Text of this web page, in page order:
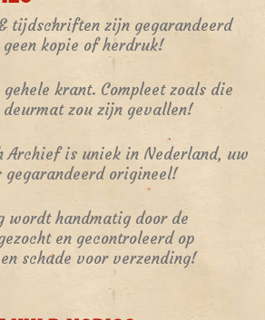
tijdschriften zijn gegarandeerd
kopie of herdruk!
krant. Compleet zoals die
deurmat zou zijn gevallen!
Archief is uniek in Nederland, uw
gegarandeerd origineel!
wordt handmatig door de
en gecontroleerd op
schade voor verzending!